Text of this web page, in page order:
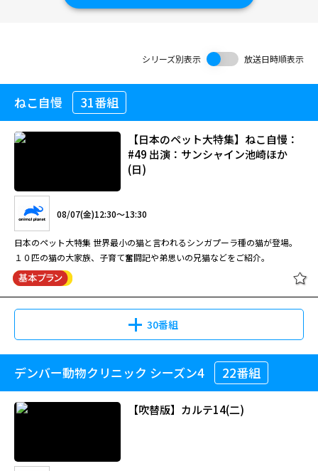
シリーズ別表示 放送日時順表示
ねこ自慢 31番組
【日本のペット大特集】ねこ自慢：
#49 出演：サンシャイン池崎ほか
(日)
08/07(金)12:30～13:30
日本のペット大特集 世界最小の猫と言われるシンガプーラ種の猫が登場。
１０匹の猫の大家族、子育て奮闘記や弟思いの兄猫などをご紹介。
30番組
デンバー動物クリニック シーズン4 22番組
【吹替版】カルテ14(二)